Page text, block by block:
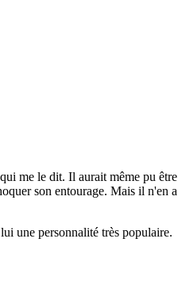
me le dit. Il aurait même pu être
son entourage. Mais il n'en a
une personnalité très populaire.